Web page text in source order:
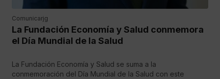
Comunicarjg
La Fundación Economía y Salud conmemora
el Día Mundial de la Salud
La Fundación Economía y Salud se suma a la
conmemoración del Día Mundial de la Salud con este